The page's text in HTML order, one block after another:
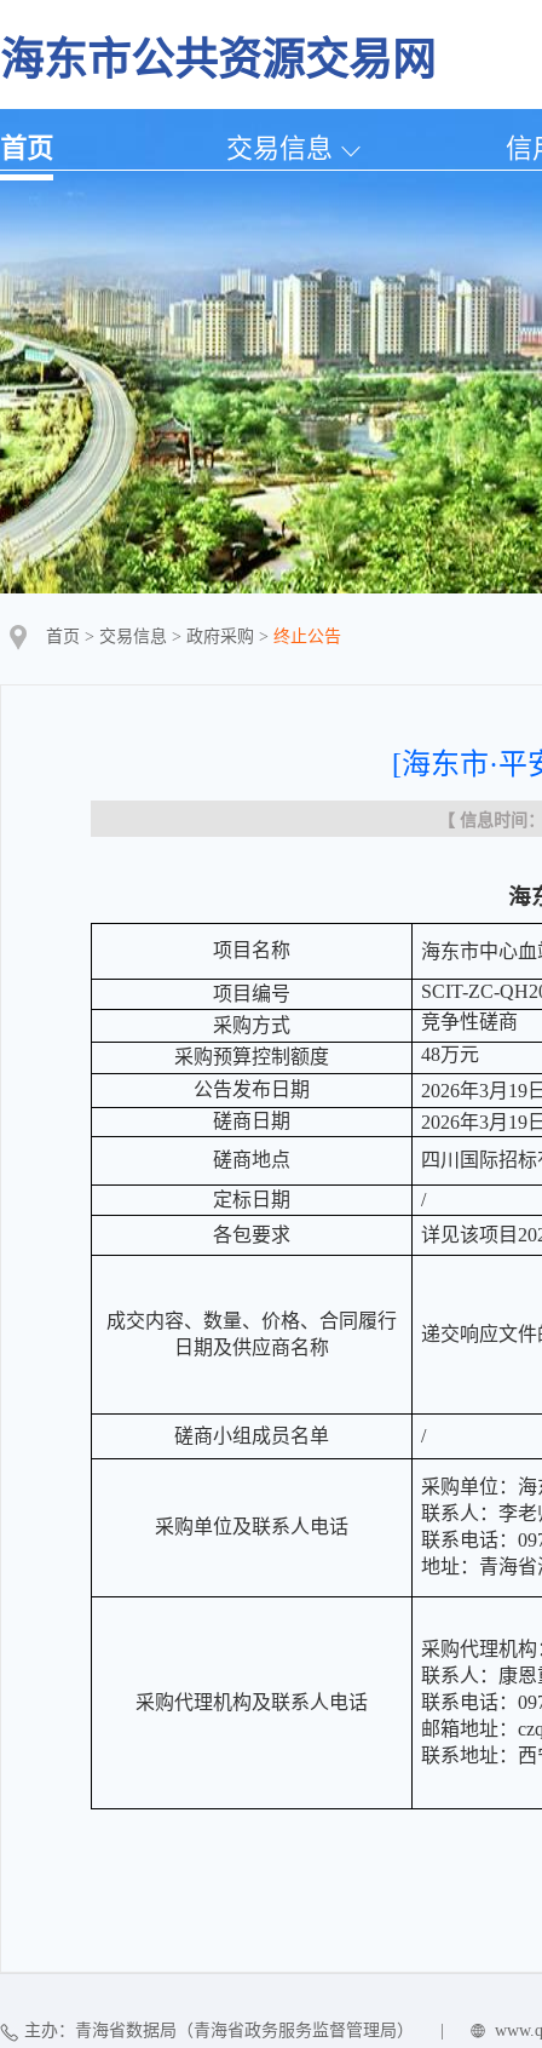
海东市公共资源交易网
首页 交易信息 信
首页 > 交易信息 > 政府采购 > 终止公告
[海东市·平
【 信息时间
海
项目名称 海东市中心
项目编号
SCIT-ZC-
采购方式
竞争性磋商
采购预算控制额度
48万元
公告发布日期
2026年3月 19
磋商日期
2026年3月 19
磋商地点
四川国际招
定标日期
/
各包要求
详见该项目
成交内容、数量、价格、合同履行
日期及供应商名称
递交响应文件
磋商小组成员名单 /
采购单位及联系人电话
采购单位： 海
联系人：李老
联系电话：
地址： 青海
采购代理机构及联系人电话
采购代理机
联系人： 康恩
联系电话：
邮箱地址：
联系地址： 西
主办：青海省数据局（青海省政务服务监督管理局）